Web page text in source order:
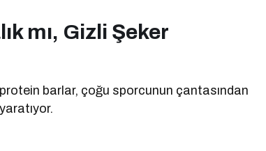
mı, Gizli Şeker
barlar, çoğu sporcunun çantasından